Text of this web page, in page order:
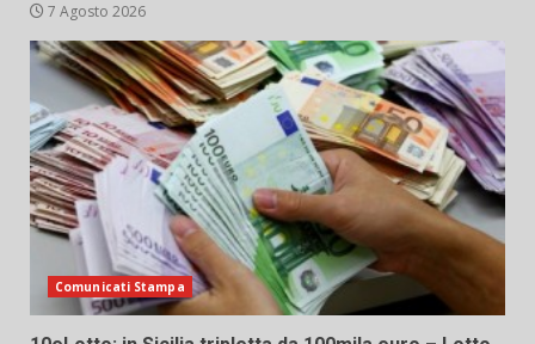
7 Agosto 2026
Comunicati Stampa